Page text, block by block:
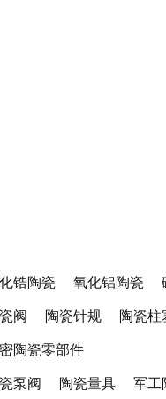
锆陶瓷 氧化铝陶瓷
阀 陶瓷针规 陶瓷柱
陶瓷零部件
泵阀 陶瓷量具 军工